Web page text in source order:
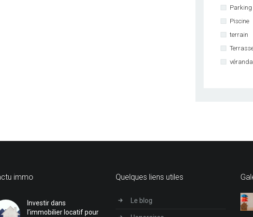
Parking
Piscine
terrain
véranda
immo
Investir dans
l’immobilier locatif pour
Quelques liens utiles
Le blog